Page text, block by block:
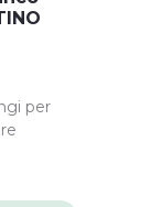
per